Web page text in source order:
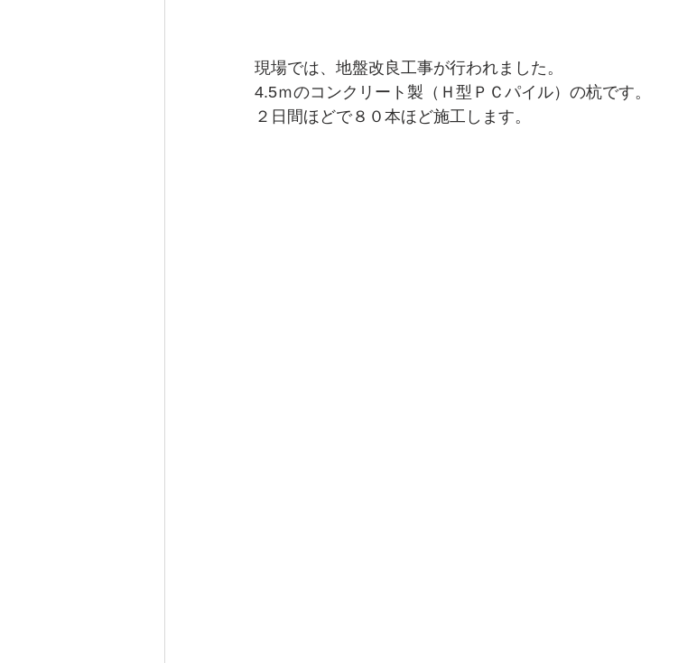
現場では、地盤改良工事が行われました。
4.5ｍのコンクリート製（Ｈ型ＰＣパイル）の杭です。
２日間ほどで８０本ほど施工します。